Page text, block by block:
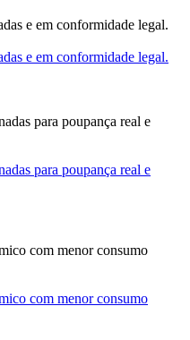
e em conformidade legal.
e em conformidade legal.
para poupança real e
para poupança real e
com menor consumo
com menor consumo